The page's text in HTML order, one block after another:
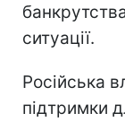
ситуації.
Російська
підтримки